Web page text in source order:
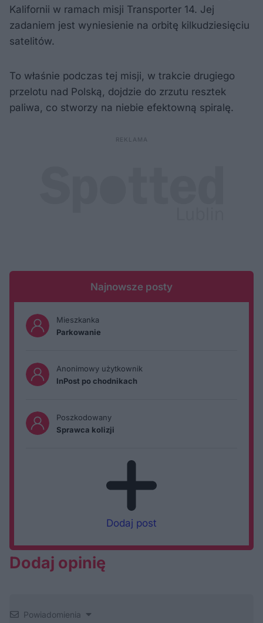
Kalifornii w ramach misji Transporter 14. Jej
zadaniem jest wyniesienie na orbitę kilkudziesięciu
satelitów.
To właśnie podczas tej misji, w trakcie drugiego
przelotu nad Polską, dojdzie do zrzutu resztek
paliwa, co stworzy na niebie efektowną spiralę.
Najnowsze posty
Mieszkanka
Parkowanie
Anonimowy użytkownik
InPost po chodnikach
Poszkodowany
Sprawca kolizji
Dodaj post
Dodaj opinię
Powiadomienia